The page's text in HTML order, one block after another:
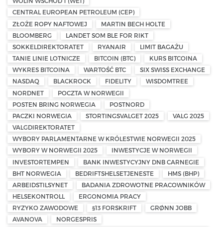
CENTRAL EUROPEAN PETROLEUM (CEP)
ZŁOŻE ROPY NAFTOWEJ
MARTIN BECH HOLTE
BLOOMBERG
LANDET SOM BLE FOR RIKT
SOKKELDIREKTORATET
RYANAIR
LIMIT BAGAŻU
TANIE LINIE LOTNICZE
BITCOIN (BTC)
KURS BITCOINA
WYKRES BITCOINA
WARTOŚĆ BTC
SIX SWISS EXCHANGE
NASDAQ
BLACKROCK FIDELITY
WISDOMTREE
NORDNET
POCZTA W NORWEGII
POSTEN BRING NORWEGIA
POSTNORD
PACZKI NORWEGIA
STORTINGSVALGET 2025
VALG 2025
VALGDIREKTORATET
WYBORY PARLAMENTARNE W KRÓLESTWIE NORWEGII 2025
WYBORY W NORWEGII 2025
INWESTYCJE W NORWEGII
INVESTORTEMPEN
BANK INWESTYCYJNY DNB CARNEGIE
BHT NORWEGIA
BEDRIFTSHELSETJENESTE
HMS (BHP)
ARBEIDSTILSYNET
BADANIA ZDROWOTNE PRACOWNIKÓW
HELSEKONTROLL
ERGONOMIA PRACY
RYZYKO ZAWODOWE
§13 FORSKRIFT
GRØNN JOBB
AVANOVA
NORGESPRIS